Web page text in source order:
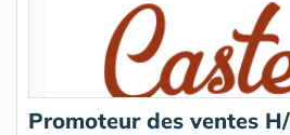
Promoteur des ventes